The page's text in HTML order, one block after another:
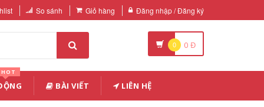
So sánh Giỏ hàng Đăng nhập / Đăng ký
0 0 Đ
HOT
BÀI VIẾT LIÊN HỆ